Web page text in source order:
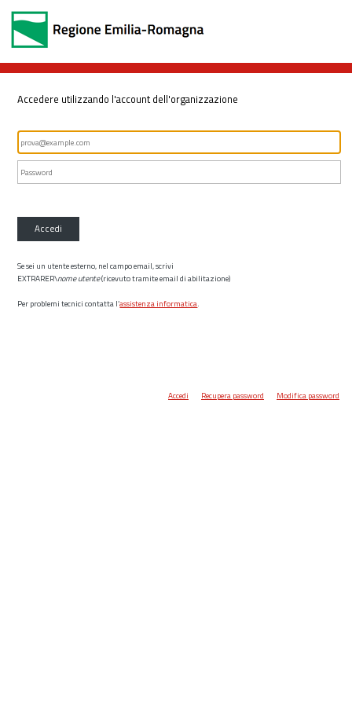
Accedere utilizzando l'account dell'organizzazione
Accedi
Se sei un utente esterno, nel campo email, scrivi
EXTRARER\nome utente(ricevuto tramite email di abilitazione)
Per problemi tecnici contatta l’assistenza informatica.
Accedi Recupera password Modifica password